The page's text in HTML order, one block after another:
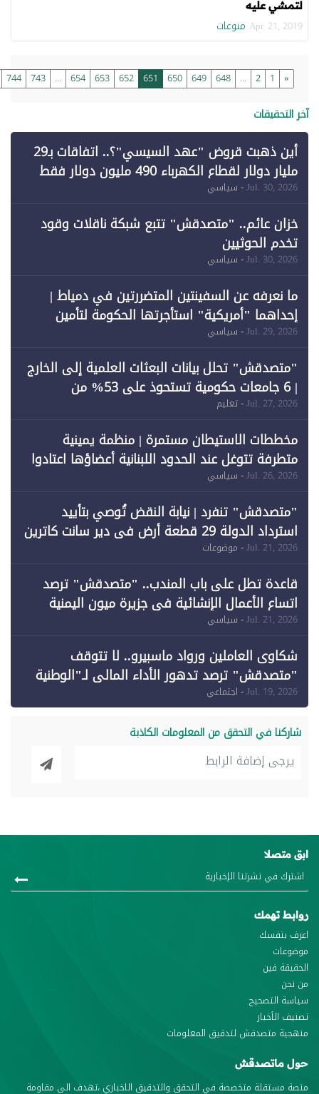
لتمشي عليه
Apr. 21, 2019 منوعات
1
2
...
648
649
650
651
652
653
654
...
743
744
»
التحقيقات
أين ذهبت قروض "عهد السيسي"؟.. اتفاقات بـ29
مليار دولار لقطاع الكهرباء 490 مليون دولار فقط
لـ"الطاقة المتجددة" (1)
Jul. 30, 2026 - سياسي
خزان عائم.. "متصدقش" تتبع شبكة ناقلات وقود
تخدم الحوثيين
Jul. 30, 2026 - سياسي
ما نعرفه عن السفينتين المتضررتين في دمياط |
إحداهما "أمريكية" استأجرتها الحكومة لتأمين
احتياجات الطاقة
Jul. 29, 2026 - سياسي
"متصدقش" تحلل بيانات البعثات العلمية إلى الخارج
| 6 جامعات حكومية تستحوذ على 53% من
Jul. 27, 2026 - تعليم
مخططات الاستيطان مستمرة | منظمة يمينية
متطرفة تتوغل عند الحدود اللبنانية أعضاؤها اعتادوا
خرق الحدود
Jul. 26, 2026 - سياسي
"متصدقش" تنفرد | نيابة النقض تُوصي بتأييد
استرداد الدولة 29 قطعة أرض في دير سانت كاترين
وقبول طعن الحكومة جزئيًا (1)
Jul. 21, 2026 - موضوعات
قاعدة تطل على باب المندب.. "متصدقش" ترصد
اتساع الأعمال الإنشائية في جزيرة ميون اليمنية
Jul. 21, 2026 - سياسي
شكاوى العاملين ورواد ماسبيرو.. لا تتوقف
"متصدقش" ترصد تدهور الأداء المالي لـ"الوطنية
للإعلام"
Jul. 19, 2026 - اجتماعي
شاركنا في التحقق من المعلومات الكاذبة
متصلا
تهمك
بنفسك
فين
نحن
التصحيح
الأخبار
متصدقش لتدقيق المعلومات
ماتصدقش
مستقلة متخصصة في التحقق والتدقيق الاخباري ،تهدف الى مقاومة